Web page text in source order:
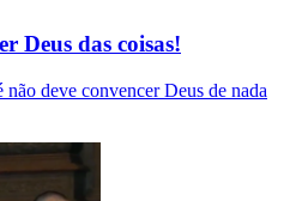
Deus das coisas!
deve convencer Deus de nada